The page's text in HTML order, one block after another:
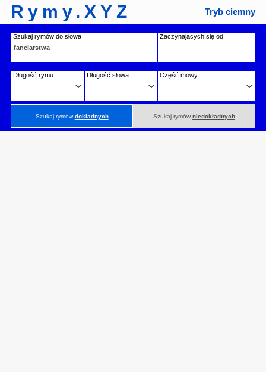
Rymy.XYZ Tryb ciemny
Szukaj rymów do słowa Zaczynających się od
Długość rymu Długość słowa Część mowy
Szukaj rymówdokładnych Szukaj rymów niedokładnych